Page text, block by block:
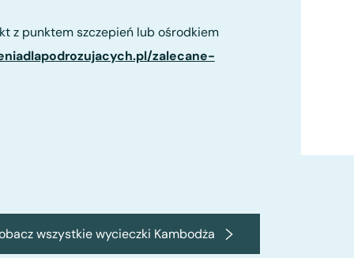
z punktem szczepień lub ośrodkiem
zalecane-
wszystkie wycieczki Kambodża